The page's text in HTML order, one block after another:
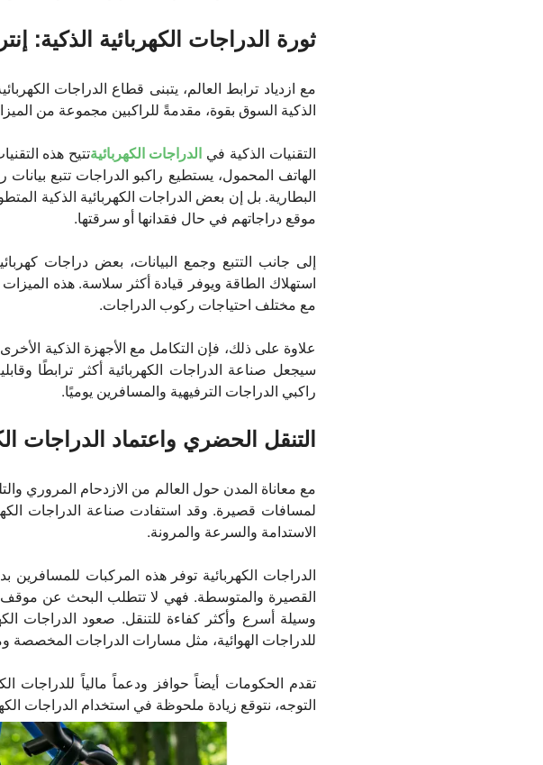
ثورة الدراجات الكهربائية الذكية:
مع ازدياد ترابط العالم، يتبنى قطاع الدراجات
الذكية السوق بقوة، مقدمةً للراكبين مجموعة من
التقنيات الذكية في الدراجات الكهربائيةتتيح هذه
الهاتف المحمول، يستطيع راكبو الدراجات تتبع
موقع دراجاتهم في حال فقدانها أو سرقتها.
إلى جانب التتبع وجمع البيانات، بعض دراجات
استهلاك الطاقة ويوفر قيادة أكثر سلاسة. هذه
مع مختلف احتياجات ركوب الدراجات.
علاوة على ذلك، فإن التكامل مع الأجهزة الذكية الأخرى
سيجعل صناعة الدراجات الكهربائية أكثر ترابطًا
راكبي الدراجات الترفيهية والمسافرين يوميًا.
التنقل الحضري واعتماد الدراجات
مع معاناة المدن حول العالم من الازدحام المروري
لمسافات قصيرة. وقد استفادت صناعة الدراجات
الاستدامة والسرعة والمرونة.
الدراجات الكهربائية توفر هذه المركبات
القصيرة والمتوسطة. فهي لا تتطلب البحث عن موقف
وسيلة أسرع وأكثر كفاءة للتنقل. صعود الدراجات
للدراجات الهوائية، مثل مسارات الدراجات
تقدم الحكومات أيضاً حوافز ودعماً مالياً للدراجات
التوجه، نتوقع زيادة ملحوظة في استخدام الدراجات